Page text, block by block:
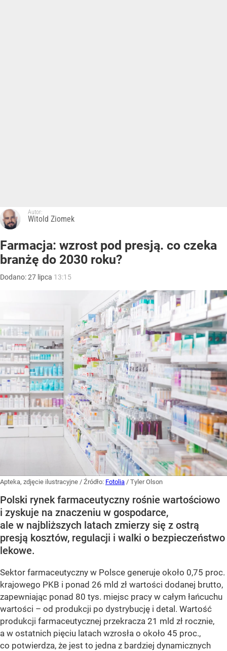
Autor:
Witold Ziomek
Farmacja: wzrost pod presją. co czeka
branżę do 2030 roku?
Dodano:27 lipca 13:15
Apteka, zdjęcie ilustracyjne / Źródło: Fotolia / Tyler Olson
Polski rynek farmaceutyczny rośnie wartościowo
i zyskuje na znaczeniu w gospodarce,
ale w najbliższych latach zmierzy się z ostrą
presją kosztów, regulacji i walki o bezpieczeństwo
lekowe.
Sektor farmaceutyczny w Polsce generuje około 0,75 proc.
krajowego PKB i ponad 26 mld zł wartości dodanej brutto,
zapewniając ponad 80 tys. miejsc pracy w całym łańcuchu
wartości – od produkcji po dystrybucję i detal. Wartość
produkcji farmaceutycznej przekracza 21 mld zł rocznie,
a w ostatnich pięciu latach wzrosła o około 45 proc.,
co potwierdza, że jest to jedna z bardziej dynamicznych